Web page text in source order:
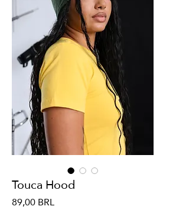
Touca Hood
89,00 BRLPrecio